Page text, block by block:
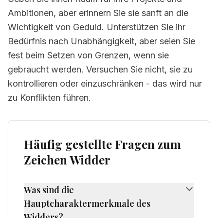
Ambitionen, aber erinnern Sie sie sanft an die
Wichtigkeit von Geduld. Unterstützen Sie ihr
Bedürfnis nach Unabhängigkeit, aber seien Sie
fest beim Setzen von Grenzen, wenn sie
gebraucht werden. Versuchen Sie nicht, sie zu
kontrollieren oder einzuschränken - das wird nur
zu Konflikten führen.
Häufig gestellte Fragen zum
Zeichen Widder
Was sind die
Hauptcharaktermerkmale des